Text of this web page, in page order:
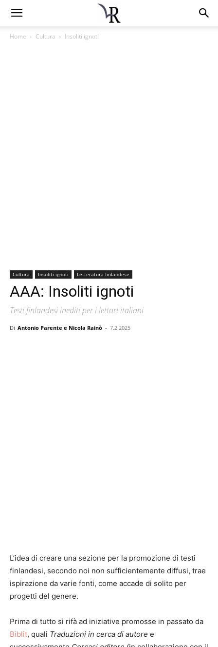
Home Cultura Insoliti ignoti
Cultura Insoliti ignoti Letteratura finlandese
AAA: Insoliti ignoti
Testi finlandesi inediti per i lettori italiani
Di Antonio Parente e Nicola Rainò - 7.2.2025
L’idea di creare una sezione per la promozione di testi
finlandesi, secondo noi non sufficientemente diffusi, trae
ispirazione da varie fonti, come accade di solito per
progetti del genere.
Prima di tutto si rifà ad iniziative promosse in passato da
Biblit, quali Traduzioni in cerca di autore e